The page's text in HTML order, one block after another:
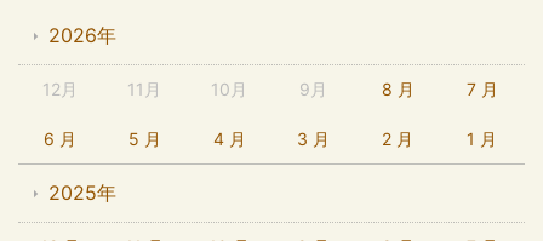
2026年
12月 11月 10月 9月 8 月 7 月
6 月 5 月 4 月 3 月 2 月 1 月
2025年